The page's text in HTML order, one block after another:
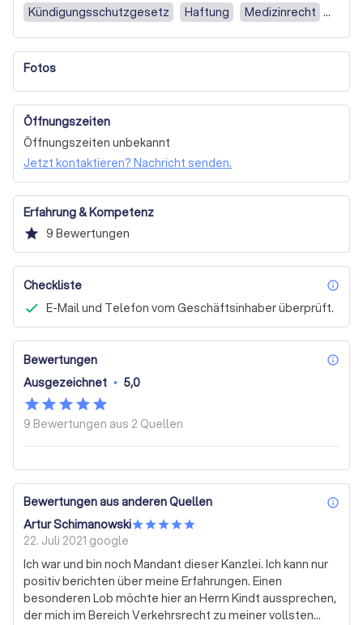
Kündigungsschutzgesetz
Haftung
Medizinrecht
Kindererziehung und Anerkennung
Unterhaltszahlungen
Probleme mit Mieter
Körperverletzung
Immobilienrecht
Urheberrecht
Insolvenzrecht
Erbschaftsrecht
Strafrecht
Baurecht
Geschäftlich (Unternehmen)
Digitale Beratung (100% Online)
Scheidung
Nachlass / Vererbung
Arbeitskonflikt / Kündigung
Bau- oder Mietkonflikt
Geschäftlicher Konflikt
Konflikt mit Staat & Behörden
Körperverletzung oder Gesundheit
Fotos
Öffnungszeiten
Öffnungszeiten unbekannt
Jetzt kontaktieren? Nachricht senden.
Erfahrung & Kompetenz
star 9 Bewertungen
Checkliste
E-Mail und Telefon vom Geschäftsinhaber überprüft.
Bewertungen
Ausgezeichnet • 5,0
9 Bewertungen aus 2 Quellen
Bewertungen aus anderen Quellen
Artur Schimanowski
22. Juli 2021 google
Ich war und bin noch Mandant dieser Kanzlei. Ich kann nur
positiv berichten über meine Erfahrungen. Einen
besonderen Lob möchte hier an Herrn Kindt aussprechen,
der mich im Bereich Verkehrsrecht zu meiner vollsten